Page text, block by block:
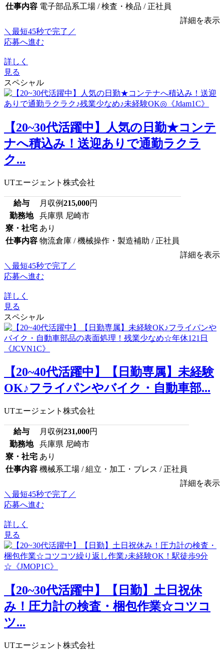
仕事内容 電子部品系工場 / 検査・検品 / 正社員
詳細を表示
＼最短45秒で完了／
応募へ進む
詳しく
見る
スペシャル
【20~30代活躍中】人気の日勤★コンテ
ナへ積込み！送迎ありで通勤ラクラ
ク...
UTエージェント株式会社
給与 月収例215,000円
勤務地
兵庫県 尼崎市
寮・社宅 あり
仕事内容 物流倉庫 / 機械操作・製造補助 / 正社員
詳細を表示
＼最短45秒で完了／
応募へ進む
詳しく
見る
スペシャル
【20~40代活躍中】【日勤専属】未経験
OK♪フライパンやバイク・自動車部...
UTエージェント株式会社
給与 月収例231,000円
勤務地
兵庫県 尼崎市
寮・社宅 あり
仕事内容 機械系工場 / 組立・加工・プレス / 正社員
詳細を表示
＼最短45秒で完了／
応募へ進む
詳しく
見る
【20~30代活躍中】【日勤】土日祝休
み！圧力計の検査・梱包作業☆コツコ
ツ...
UTエージェント株式会社